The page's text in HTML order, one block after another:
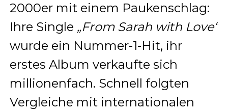
2000er mit einem Paukenschlag:
Ihre Single „From Sarah with Love“
wurde ein Nummer-1-Hit, ihr
erstes Album verkaufte sich
millionenfach. Schnell folgten
Vergleiche mit internationalen